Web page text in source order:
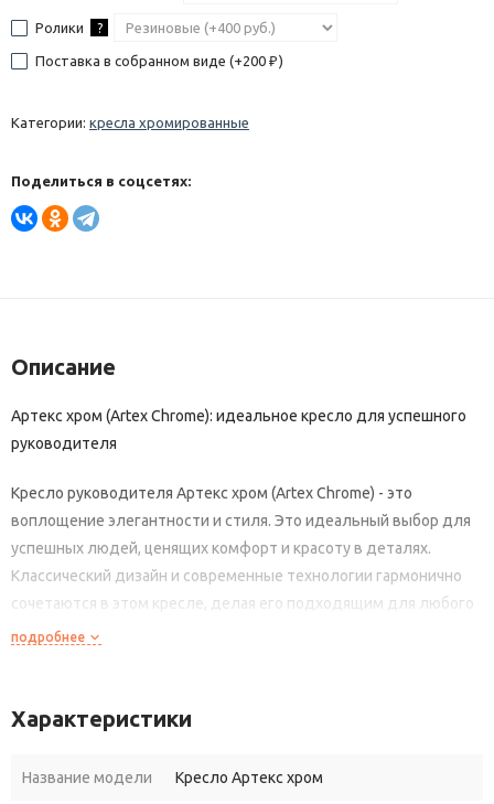
Ролики ?
Поставка в собранном виде (+200 ₽ )
Категории: кресла хромированные
Поделиться в соцсетях:
Описание
Артекс хром (Artex Chrome): идеальное кресло для успешного
руководителя
Кресло руководителя Артекс хром (Artex Chrome) - это
воплощение элегантности и стиля. Это идеальный выбор для
успешных людей, ценящих комфорт и красоту в деталях.
Классический дизайн и современные технологии гармонично
сочетаются в этом кресле, делая его подходящим для любого
интерьера – от офиса небольшой компании до кабинета
Артекс хром (Artex Chrome) выполнен из прочных и
долговечных материалов, обеспечивая комфорт и удобство в
дизайн спинки и сиденья позволяет телу находиться в
подробнее
Характеристики
Название модели Кресло Артекс хром